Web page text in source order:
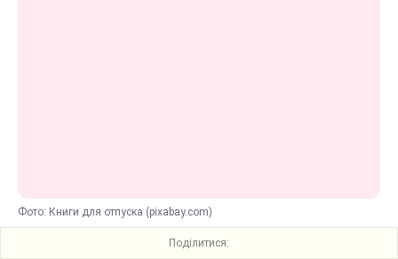
Фото: Книги для отпуска (pixabay.com)
Поділитися: